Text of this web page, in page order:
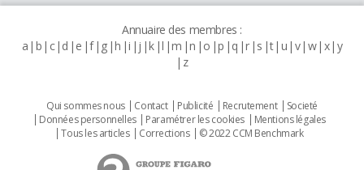
Annuaire des membres :
a b c d e f g h i j k l m n o p q r s t u v w x y
z
Qui sommes nous Contact Publicité Recrutement
Societé
Données personnelles
Paramétrer les cookies
Mentions légales
Tous les articles
Corrections © 2022 CCM Benchmark